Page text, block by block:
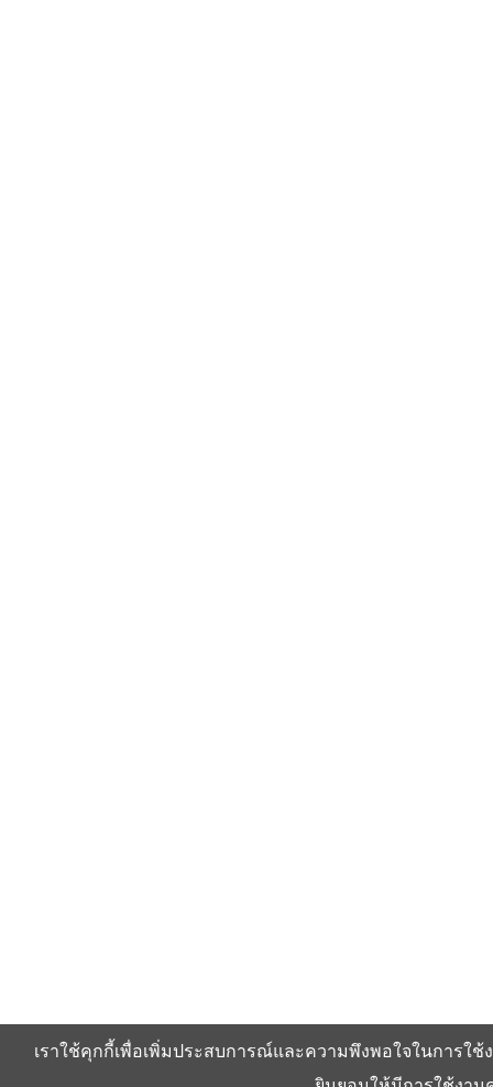
เราใช้คุกกี้เพื่อเพิ่มประสบการณ์และความพึงพอใจในการใ